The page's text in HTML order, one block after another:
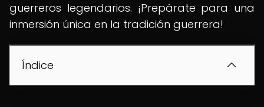
guerreros legendarios. ¡Prepárate para una
inmersión única en la tradición guerrera!
Índice